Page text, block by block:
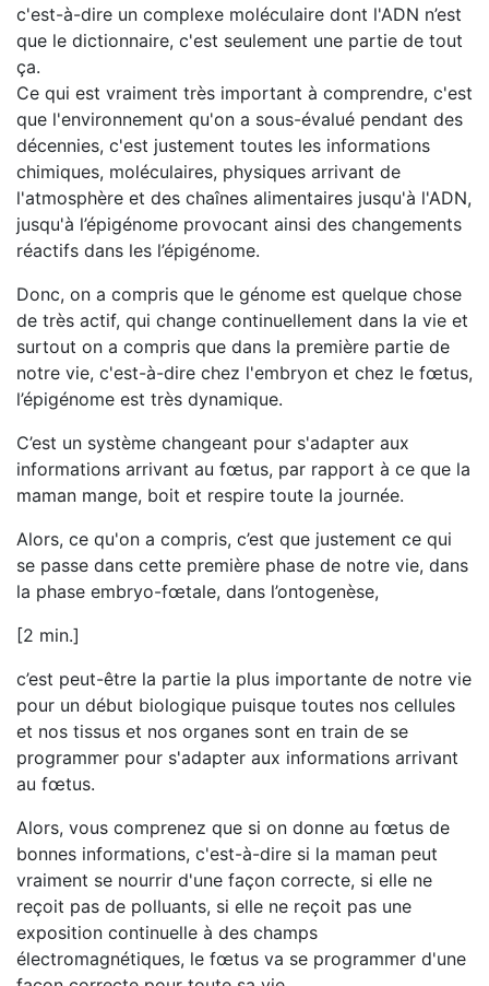
c'est-à-dire un complexe moléculaire dont l'ADN n’est
que le dictionnaire, c'est seulement une partie de tout
ça.
Ce qui est vraiment très important à comprendre, c'est
que l'environnement qu'on a sous-évalué pendant des
décennies, c'est justement toutes les informations
chimiques, moléculaires, physiques arrivant de
l'atmosphère et des chaînes alimentaires jusqu'à l'ADN,
jusqu'à l’épigénome provocant ainsi des changements
réactifs dans les l’épigénome.
Donc, on a compris que le génome est quelque chose
de très actif, qui change continuellement dans la vie et
surtout on a compris que dans la première partie de
notre vie, c'est-à-dire chez l'embryon et chez le fœtus,
l’épigénome est très dynamique.
C’est un système changeant pour s'adapter aux
informations arrivant au fœtus, par rapport à ce que la
maman mange, boit et respire toute la journée.
Alors, ce qu'on a compris, c’est que justement ce qui
se passe dans cette première phase de notre vie, dans
la phase embryo-fœtale, dans l’ontogenèse,
[2 min.]
c’est peut-être la partie la plus importante de notre vie
pour un début biologique puisque toutes nos cellules
et nos tissus et nos organes sont en train de se
programmer pour s'adapter aux informations arrivant
au fœtus.
Alors, vous comprenez que si on donne au fœtus de
bonnes informations, c'est-à-dire si la maman peut
vraiment se nourrir d'une façon correcte, si elle ne
reçoit pas de polluants, si elle ne reçoit pas une
exposition continuelle à des champs
électromagnétiques, le fœtus va se programmer d'une